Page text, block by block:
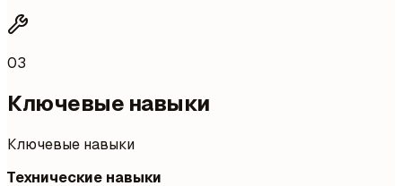
03
Ключевые навыки
Ключевые навыки
Технические навыки